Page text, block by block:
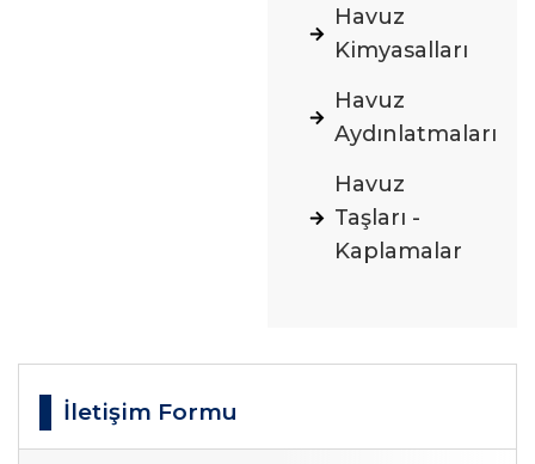
Havuz
Kimyasalları
Havuz
Aydınlatmaları
Havuz
Taşları -
Kaplamalar
İletişim Formu